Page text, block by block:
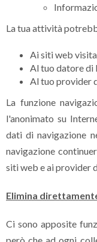
La tua attività
Ai siti web
Al tuo datore di
Al tuo provider
La funzione
l'anonimato su
dati di navigazione
navigazione
siti web e ai provider
Elimina
Ci sono apposite